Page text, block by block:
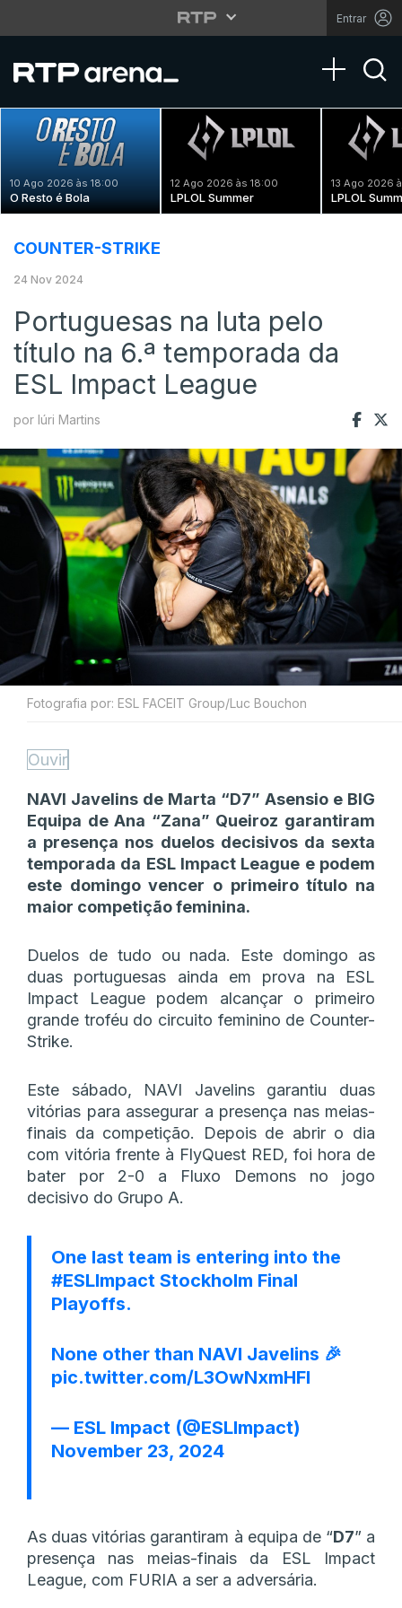
Entrar
Toggle
10 Ago 2026 às 18:00
O Resto é Bola
12 Ago 2026 às 18:00
LPLOL Summer
13 Ago 2026
LPLOL
COUNTER-STRIKE
24 Nov 2024
Portuguesas na luta pelo
título na 6.ª temporada da
ESL Impact League
por Iúri Martins
Fotografia por: ESL FACEIT Group/Luc Bouchon
Ouvir
NAVI Javelins de Marta “D7” Asensio e BIG
Equipa de Ana “Zana” Queiroz garantiram
a presença nos duelos decisivos da sexta
temporada da ESL Impact League e podem
este domingo vencer o primeiro título na
maior competição feminina.
Duelos de tudo ou nada. Este domingo as
duas portuguesas ainda em prova na ESL
Impact League podem alcançar o primeiro
grande troféu do circuito feminino de Counter-
Strike.
Este sábado, NAVI Javelins garantiu duas
vitórias para assegurar a presença nas meias-
finais da competição. Depois de abrir o dia
com vitória frente à FlyQuest RED, foi hora de
bater por 2-0 a Fluxo Demons no jogo
decisivo do Grupo A.
One last team is entering into the
#ESLImpact Stockholm Final
Playoffs.
None other than NAVI Javelins 🎉
pic.twitter.com/L3OwNxmHFl
— ESL Impact (@ESLImpact)
November 23, 2024
As duas vitórias garantiram à equipa de “D7” a
presença nas meias-finais da ESL Impact
League, com FURIA a ser a adversária.